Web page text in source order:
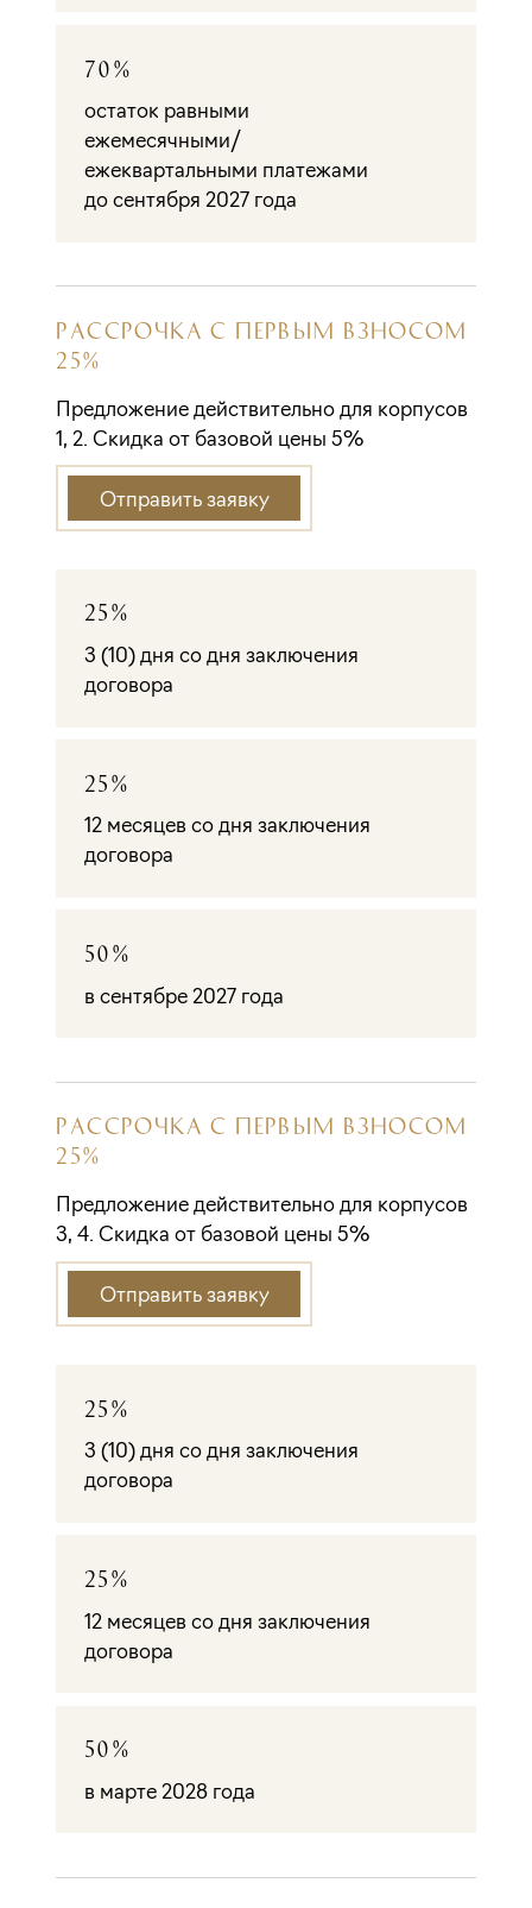
70%
остаток равными
ежемесячными/
ежеквартальными платежами
до сентября 2027 года
РАССРОЧКА С ПЕРВЫМ ВЗНОСОМ
25%
Предложение действительно для корпусов
1, 2. Скидка от базовой цены 5%
Отправить заявку
25%
3 (10) дня со дня заключения
договора
25%
12 месяцев со дня заключения
договора
50%
в сентябре 2027 года
РАССРОЧКА С ПЕРВЫМ ВЗНОСОМ
25%
Предложение действительно для корпусов
3, 4. Скидка от базовой цены 5%
Отправить заявку
25%
3 (10) дня со дня заключения
договора
25%
12 месяцев со дня заключения
договора
50%
в марте 2028 года